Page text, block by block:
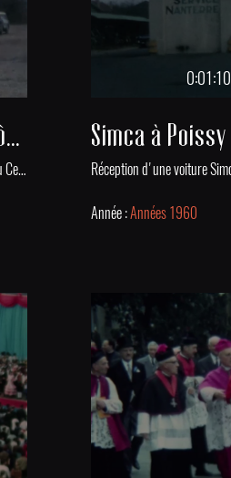
Première pierre de l'hôpital de Poissy
Cérémonie de pose de la première pierre du Centre Hospitalier de Poissy au début des années 1960.
0:01:10
Simca à Poissy
Année :Années 1960